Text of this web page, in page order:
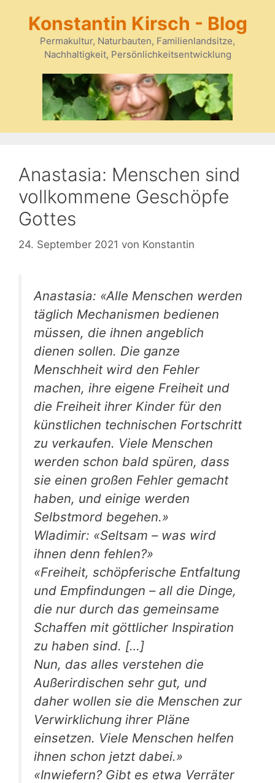
springen
Konstantin Kirsch - Blog
Permakultur, Naturbauten, Familienlandsitze,
Nachhaltigkeit, Persönlichkeitsentwicklung
Anastasia: Menschen sind
vollkommene Geschöpfe
Gottes
24. September 2021 von Konstantin
Anastasia: «Alle Menschen werden
täglich Mechanismen bedienen
müssen, die ihnen angeblich
dienen sollen. Die ganze
Menschheit wird den Fehler
machen, ihre eigene Freiheit und
die Freiheit ihrer Kinder für den
künstlichen technischen Fortschritt
zu verkaufen. Viele Menschen
werden schon bald spüren, dass
sie einen großen Fehler gemacht
haben, und einige werden
Selbstmord begehen.»
Wladimir: «Seltsam – was wird
ihnen denn fehlen?»
«Freiheit, schöpferische Entfaltung
und Empfindungen – all die Dinge,
die nur durch das gemeinsame
Schaffen mit göttlicher Inspiration
zu haben sind. […]
Nun, das alles verstehen die
Außerirdischen sehr gut, und
daher wollen sie die Menschen zur
Verwirklichung ihrer Pläne
einsetzen. Viele Menschen helfen
ihnen schon jetzt dabei.»
«Inwiefern? Gibt es etwa Verräter